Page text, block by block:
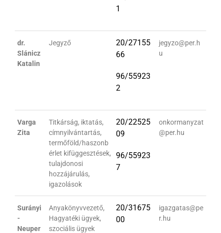
1
dr.
Slánicz
Katalin
Jegyző
20/27155
66
96/55923
2
jegyzo@per.h
u
Varga
Zita
Titkárság, iktatás,
címnyilvántartás,
termőföld/haszonb
érlet kifüggesztések,
tulajdonosi
hozzájárulás,
igazolások
20/22525
09
96/55923
7
onkormanyzat
@per.hu
Surányi
-
Neuper
Anyakönyvvezető,
Hagyatéki ügyek,
szociális ügyek
20/31675
00
igazgatas@pe
r.hu